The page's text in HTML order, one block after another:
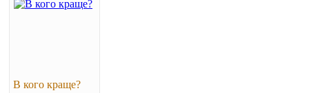
В кого краще?